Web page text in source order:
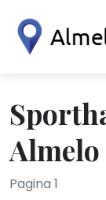
Almelo
Pagina 1